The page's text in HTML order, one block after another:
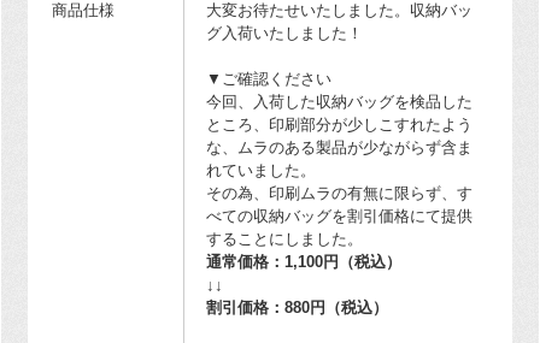
商品仕様
大変お待たせいたしました。収納バッ
グ入荷いたしました！
▼ご確認ください
今回、入荷した収納バッグを検品した
ところ、印刷部分が少しこすれたよう
な、ムラのある製品が少ながらず含ま
れていました。
その為、印刷ムラの有無に限らず、す
べての収納バッグを割引価格にて提供
することにしました。
通常価格：1,100円（税込）
↓↓
割引価格：880円（税込）